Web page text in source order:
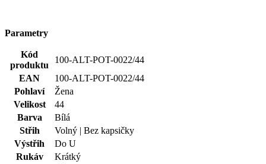
Parametry
Kód
produktu
100-ALT-POT-0022/44
EAN
100-ALT-POT-0022/44
Pohlaví
Žena
Velikost
44
Barva
Bílá
Střih
Volný | Bez kapsičky
Výstřih
Do U
Rukáv
Krátký